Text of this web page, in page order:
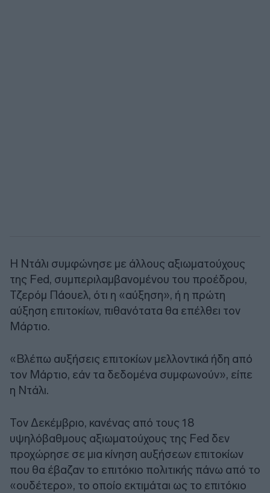
Η Ντάλι συμφώνησε με άλλους αξιωματούχους
της Fed, συμπεριλαμβανομένου του προέδρου,
Τζερόμ Πάουελ, ότι η «αύξηση», ή η πρώτη
αύξηση επιτοκίων, πιθανότατα θα επέλθει τον
Μάρτιο.
«Βλέπω αυξήσεις επιτοκίων μελλοντικά ήδη από
τον Μάρτιο, εάν τα δεδομένα συμφωνούν», είπε
η Ντάλι.
Τον Δεκέμβριο, κανένας από τους 18
υψηλόβαθμους αξιωματούχους της Fed δεν
προχώρησε σε μια κίνηση αυξήσεων επιτοκίων
που θα έβαζαν το επιτόκιο πολιτικής πάνω από το
«ουδέτερο», το οποίο εκτιμάται ως το επιτόκιο